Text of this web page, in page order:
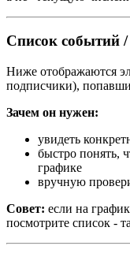
Список событий
Ниже отображаются
подписчики),
Зачем он нужен:
увидеть
быстро понять,
графике
вручную
Совет: если на
посмотрите список -